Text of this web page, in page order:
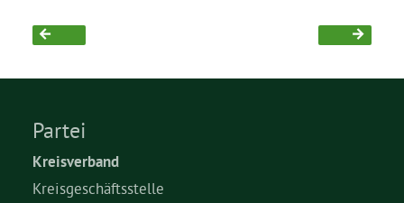
CampusGrün
Aktuelles
Partei
Kreisverband
Kreisgeschäftsstelle